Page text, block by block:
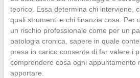
teorico. Essa determina chi interviene,
quali strumenti e chi finanzia cosa. Per
un rischio professionale come per un
patologia cronica, sapere in quale
presa in carico consente di far valere i
comprendere cosa ogni appuntamento
apportare.